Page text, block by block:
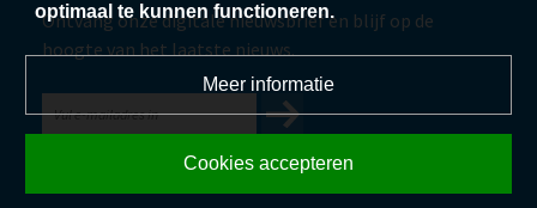
Ontvang onze digitale nieuwsbrief en blijf op de
hoogte van het laatste nieuws.
optimaal te kunnen functioneren.
Meer informatie
Cookies accepteren